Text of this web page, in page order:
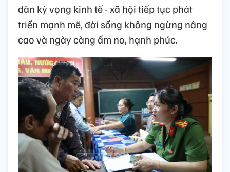
dân kỳ vọng kinh tế - xã hội tiếp tục phát
triển mạnh mẽ, đời sống không ngừng nâng
cao và ngày càng ấm no, hạnh phúc.